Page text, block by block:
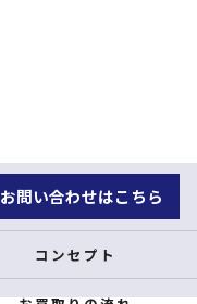
お問い合わせはこちら
コンセプト